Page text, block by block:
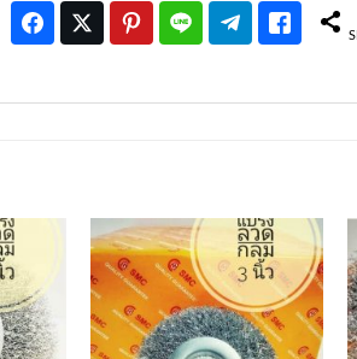
เข้า
น
การ
ที่
เพิ่มเข้า
ใน
รายการ
ที่